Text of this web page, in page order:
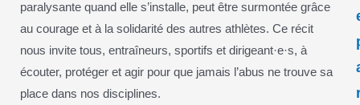
paralysante quand elle s’installe, peut être surmontée grâce
au courage et à la solidarité des autres athlètes. Ce récit
nous invite tous, entraîneurs, sportifs et dirigeant·e·s, à
écouter, protéger et agir pour que jamais l’abus ne trouve sa
place dans nos disciplines.